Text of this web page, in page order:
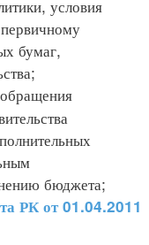
условия
бумаг,
бюджета;
РК от 01.04.2011